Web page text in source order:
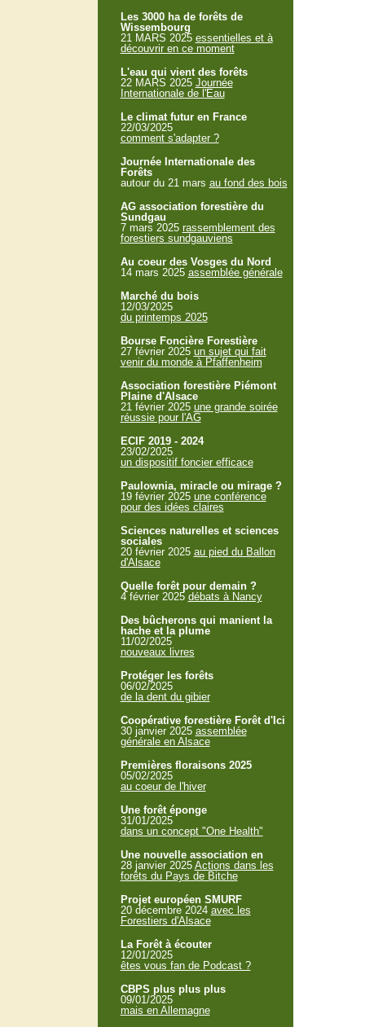
Les 3000 ha de forêts de
Wissembourg
21 MARS 2025 essentielles et à
découvrir en ce moment
L'eau qui vient des forêts
22 MARS 2025 Journée
Internationale de l'Eau
Le climat futur en France
22/03/2025
comment s'adapter ?
Journée Internationale des
Forêts
autour du 21 mars au fond des bois
AG association forestière du
Sundgau
7 mars 2025 rassemblement des
forestiers sundgauviens
Au coeur des Vosges du Nord
14 mars 2025 assemblée générale
Marché du bois
12/03/2025
du printemps 2025
Bourse Foncière Forestière
27 février 2025 un sujet qui fait
venir du monde à Pfaffenheim
Association forestière Piémont
Plaine d'Alsace
21 février 2025 une grande soirée
réussie pour l'AG
ECIF 2019 - 2024
23/02/2025
un dispositif foncier efficace
Paulownia, miracle ou mirage ?
19 février 2025 une conférence
pour des idées claires
Sciences naturelles et sciences
sociales
20 février 2025 au pied du Ballon
d'Alsace
Quelle forêt pour demain ?
4 février 2025 débats à Nancy
Des bûcherons qui manient la
hache et la plume
11/02/2025
nouveaux livres
Protéger les forêts
06/02/2025
de la dent du gibier
Coopérative forestière Forêt d'Ici
30 janvier 2025 assemblée
générale en Alsace
Premières floraisons 2025
05/02/2025
au coeur de l'hiver
Une forêt éponge
31/01/2025
dans un concept "One Health"
Une nouvelle association en
28 janvier 2025 Actions dans les
forêts du Pays de Bitche
Projet européen SMURF
20 décembre 2024 avec les
Forestiers d'Alsace
La Forêt à écouter
12/01/2025
êtes vous fan de Podcast ?
CBPS plus plus plus
09/01/2025
mais en Allemagne